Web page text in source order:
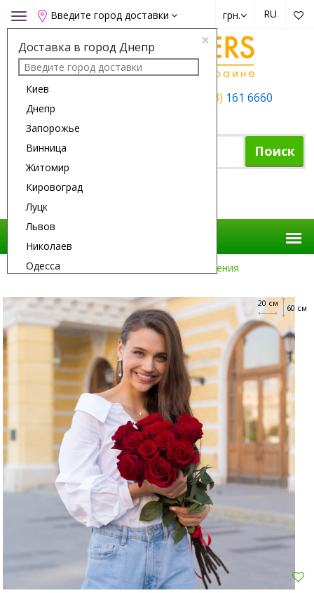
Toggle
navigation
Введите город доставки
×
Доставка в город Днепр
Киев
Днепр
Запорожье
Винница
Житомир
Кировоград
Луцк
Львов
Николаев
Одесса
Ровно
Сумы
Харьков
Херсон
RU
грн.
+38 (050) +38 (063) 161 6660
Поиск
Доставка Цветов День Рождения
60 см
20 см